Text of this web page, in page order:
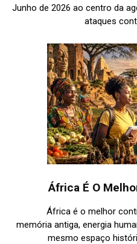
Junho de 2026 ao centro da
ataques
África É O
África é o melhor
memória antiga, energia
mesmo espaço